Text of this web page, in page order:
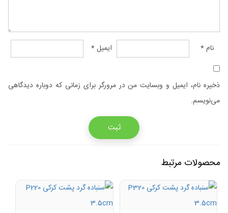
نام* ایمیل*
ذخیره نام، ایمیل و وبسایت من در مرورگر برای زمانی که دوباره دیدگاهی
می‌نویسم.
محصولات مرتبط